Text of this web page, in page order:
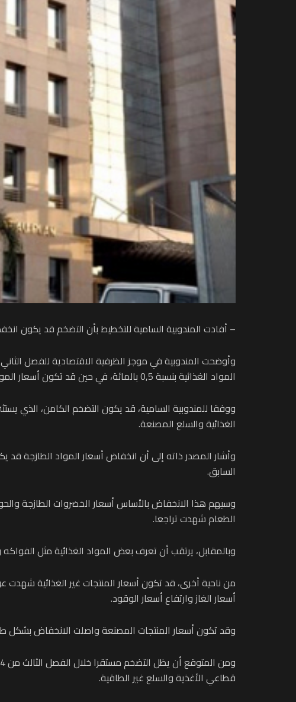
– أفادت المندوبية السامية للتخطيط بأن التضخم قد يكون انخفض بما يقارب النصف تقريبا خلال
المواد الغذائية بنسبة 0,5 بالمائة، في حين قد تكون أسعار المواد غير الغذائية قد شهدت ارتفاعا بنسبة 1,5 بالمائة، مقابل 0,9 بالمائة خلال الفصل الأول.
الغذائية والسلع المصنعة.
السابق.
الطعام شهدت تراجعا.
وبالمقابل، يرتقب أن تعرف بعض المواد الغذائية مثل الفواكه
أسعار الغاز وارتفاع أسعار الوقود.
وقد تكون أسعار المنتجات المصنعة واصلت الانخفاض بشكل
قطاعي الأغذية والسلع غير الطاقية.